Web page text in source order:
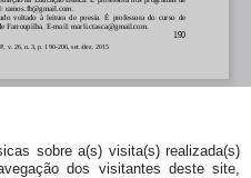
sobre a(s) visita(s) realizada(s)
dos visitantes deste site,